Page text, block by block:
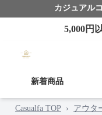
カジュアル
5,000円
新着商品
Casualfa TOP › アウタ